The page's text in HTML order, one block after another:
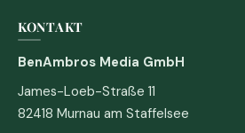
KONTAKT
BenAmbros Media GmbH
James-Loeb-Straße 11
82418 Murnau am Staffelsee